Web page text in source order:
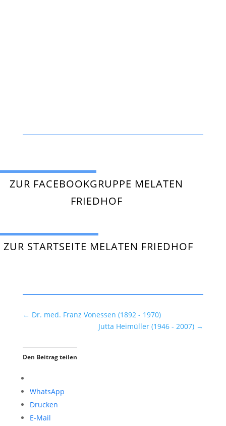
ZUR FACEBOOKGRUPPE MELATEN
FRIEDHOF
ZUR STARTSEITE MELATEN FRIEDHOF
← Dr. med. Franz Vonessen (1892 - 1970)
Jutta Heimüller (1946 - 2007) →
Den Beitrag teilen
WhatsApp
Drucken
E-Mail